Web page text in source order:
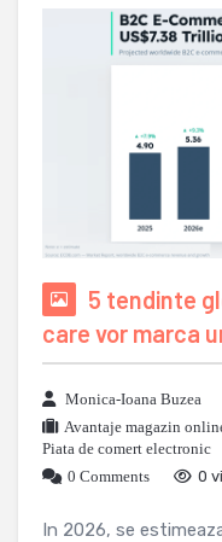
5 tendinte
care vor marca
Monica-Ioana Buzea
Avantaje magazin
Piata de comert electronic
0 Comments
0
In 2026, se